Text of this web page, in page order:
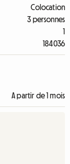
Colocation
3 personnes
1
184036
A partir de 1 mois